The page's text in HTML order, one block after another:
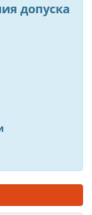
допуска